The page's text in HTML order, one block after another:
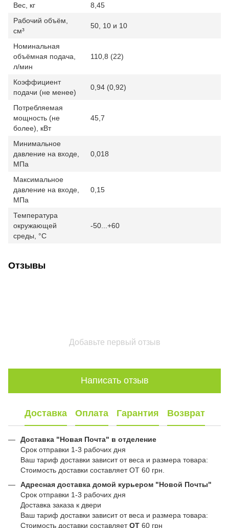
Вес, кг
8,45
Рабочий объём,
см³
50, 10 и 10
Номинальная
объёмная подача,
л/мин
110,8 (22)
Коэффициент
подачи (не менее)
0,94 (0,92)
Потребляемая
мощность (не
более), кВт
45,7
Минимальное
давление на входе,
МПа
0,018
Максимальное
давление на входе,
МПа
0,15
Температура
окружающей
среды, °C
-50...+60
Отзывы
Добавьте первый отзыв
Написать отзыв
Доставка Оплата Гарантия Возврат
Доставка "Новая Почта" в отделение
Срок отправки 1-3 рабочих дня
Ваш тариф доставки зависит от веса и размера товара:
Стоимость доставки составляет ОТ 60 грн.
Адресная доставка домой курьером "Новой Почты"
Срок отправки 1-3 рабочих дня
Доставка заказа к двери
Ваш тариф доставки зависит от веса и размера товара:
Стоимость доставки составляетОТ 60 грн